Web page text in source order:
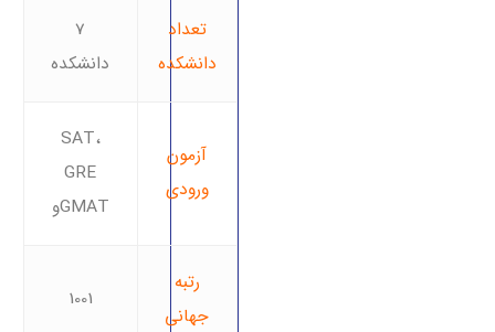
7
دانشکده
تعداد
دانشکده
SAT،
GRE
وGMAT
آزمون
ورودی
1001
رتبه
جهانی